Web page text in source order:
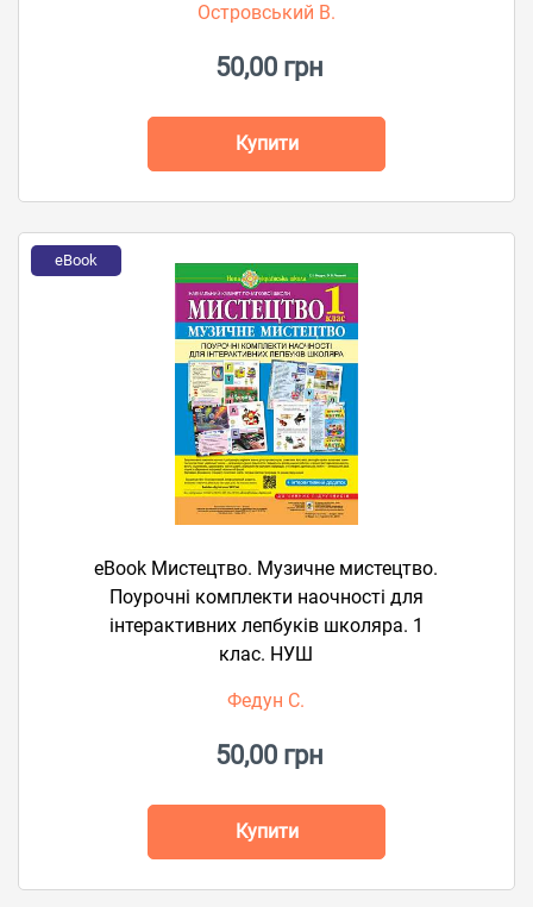
Островський В.
50,00 грн
Купити
eBook
eBook Мистецтво. Музичне мистецтво.
Поурочні комплекти наочності для
інтерактивних лепбуків школяра. 1
клас. НУШ
Федун С.
50,00 грн
Купити